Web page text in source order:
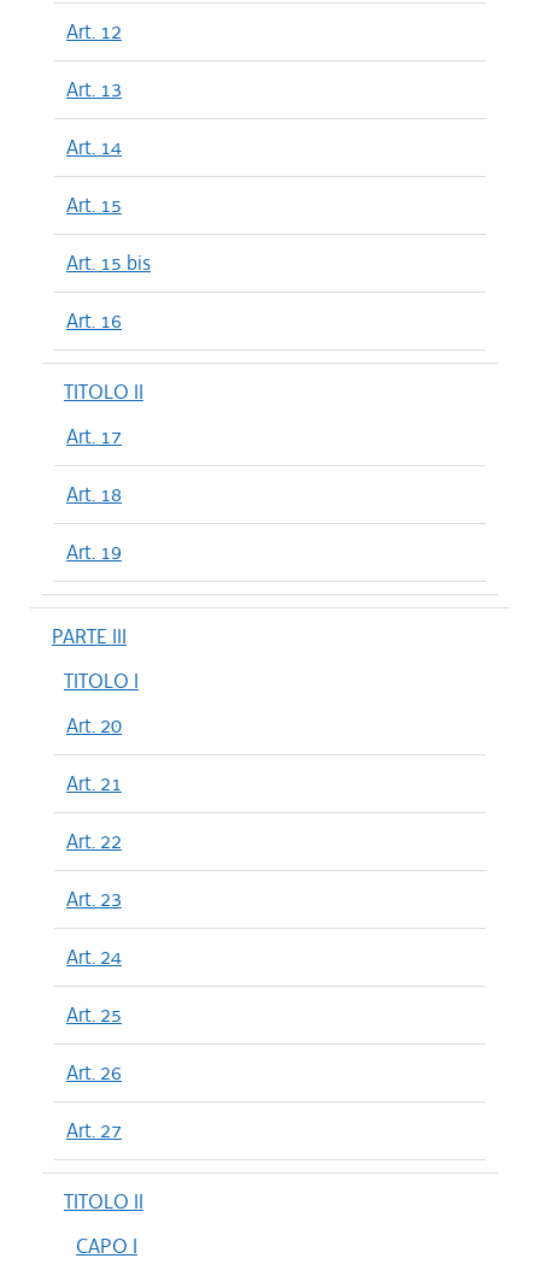
Art. 12
Art. 13
Art. 14
Art. 15
Art. 15 bis
Art. 16
TITOLO II
Art. 17
Art. 18
Art. 19
PARTE III
TITOLO I
Art. 20
Art. 21
Art. 22
Art. 23
Art. 24
Art. 25
Art. 26
Art. 27
TITOLO II
CAPO I